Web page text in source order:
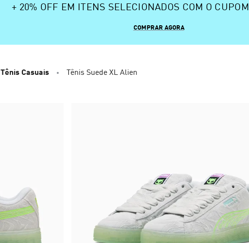
+ 20% OFF EM ITENS SELECIONADOS COM O CUPOM
COMPRAR AGORA
Tênis Casuais Tênis Suede XL Alien